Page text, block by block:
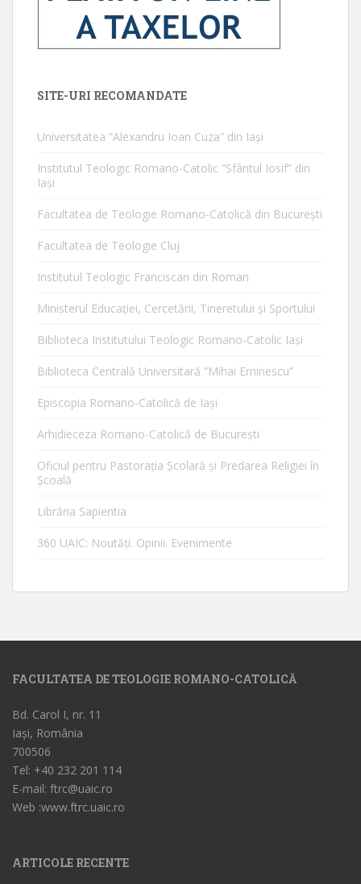
SITE-URI RECOMANDATE
Universitatea ”Alexandru Ioan Cuza” din Iaşi
Institutul Teologic Romano-Catolic ”Sfântul Iosif” din
Iaşi
Facultatea de Teologie Romano-Catolică din Bucureşti
Facultatea de Teologie Cluj
Institutul Teologic Franciscan din Roman
Ministerul Educaţiei, Cercetării, Tineretului şi Sportului
Biblioteca Institutului Teologic Romano-Catolic Iaşi
Biblioteca Centrală Universitară ”Mihai Eminescu”
Episcopia Romano-Catolică de Iaşi
Arhidieceza Romano-Catolică de Bucureşti
Oficiul pentru Pastorația Școlară și Predarea Religiei în
Școală
Librăria Sapientia
360 UAIC: Noutăţi. Opinii. Evenimente
FACULTATEA DE TEOLOGIE ROMANO-CATOLICĂ
Bd. Carol I, nr. 11
Iași, România
700506
Tel: +40 232 201 114
E-mail: ftrc@uaic.ro
Web :www.ftrc.uaic.ro
ARTICOLE RECENTE